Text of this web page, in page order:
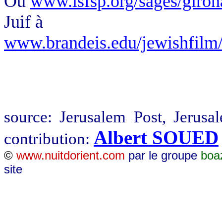
Juif à
www.brandeis.edu/
source: Jerusalem Post,
contribution: Albert SOUED
© www.nuitdorient.com par le groupe
site